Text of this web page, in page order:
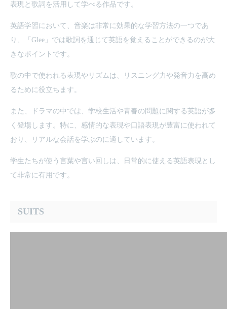
表現と歌詞を活用して学べる作品です。
英語学習において、音楽は非常に効果的な学習方法の一つであ
り、「Glee」では歌詞を通じて英語を覚えることができるのが大
きなポイントです。
歌の中で使われる表現やリズムは、リスニング力や発音力を高め
るために役立ちます。
また、ドラマの中では、学校生活や青春の問題に関する英語が多
く登場します。特に、感情的な表現や口語表現が豊富に使われて
おり、リアルな会話を学ぶのに適しています。
学生たちが使う言葉や言い回しは、日常的に使える英語表現とし
て非常に有用です。
SUITS